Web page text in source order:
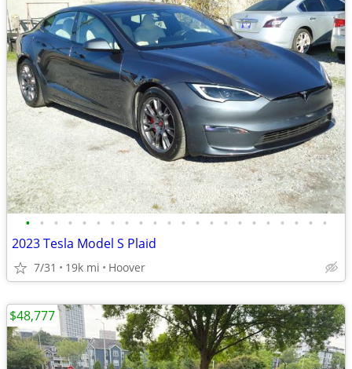
• • • • • • • • • • • • • • • • • • • • • •
2023 Tesla Model S Plaid
7/31 19k mi Hoover
$48,777